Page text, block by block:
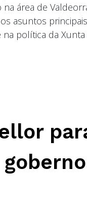
área de
asuntos
política da